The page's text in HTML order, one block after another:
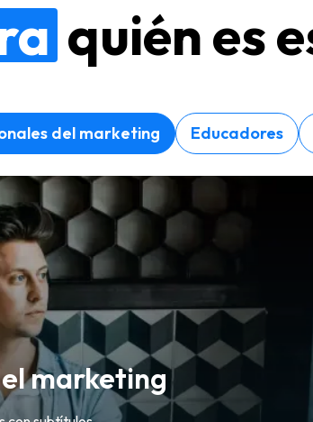
quién es
del marketing Educadores
marketing